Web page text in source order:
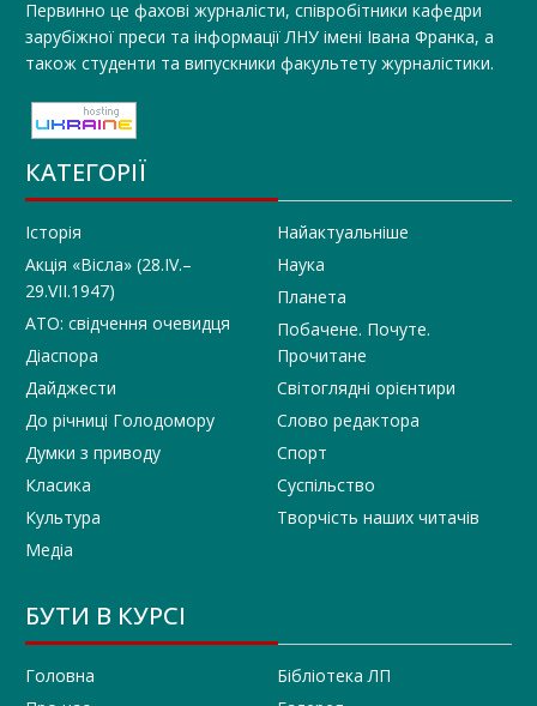
Первинно це фахові журналісти, співробітники кафедри
зарубіжної преси та інформації ЛНУ імені Івана Франка, а
також студенти та випускники факультету журналістики.
КАТЕГОРІЇ
Історія
Акція «Вісла» (28.IV.–
29.VII.1947)
АТО: свідчення очевидця
Діаспора
Дайджести
До річниці Голодомору
Думки з приводу
Класика
Культура
Медіа
Найактуальніше
Наука
Планета
Побачене. Почуте.
Прочитане
Світоглядні орієнтири
Слово редактора
Спорт
Суспільство
Творчість наших читачів
БУТИ В КУРСІ
Головна
Бібліотека ЛП